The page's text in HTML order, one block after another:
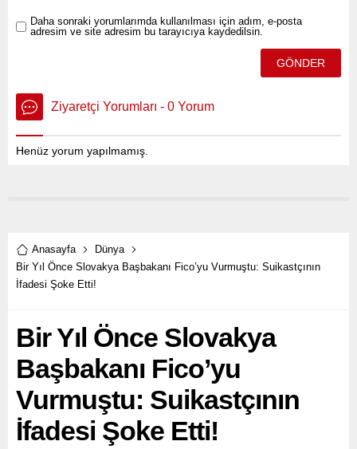
Daha sonraki yorumlarımda kullanılması için adım, e-posta
adresim ve site adresim bu tarayıcıya kaydedilsin.
Ziyaretçi Yorumları - 0 Yorum
Henüz yorum yapılmamış.
Anasayfa
Dünya
Bir Yıl Önce Slovakya Başbakanı Fico’yu Vurmuştu: Suikastçının
İfadesi Şoke Etti!
Bir Yıl Önce Slovakya
Başbakanı Fico’yu
Vurmuştu: Suikastçının
İfadesi Şoke Etti!